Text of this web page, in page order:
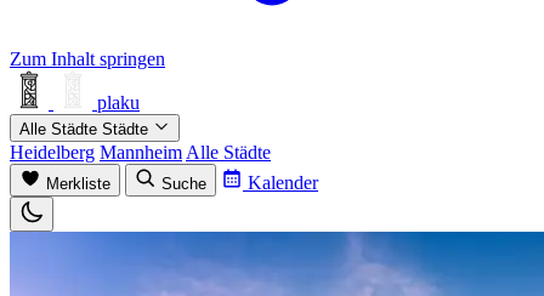
Zum Inhalt springen
plaku
Alle Städte Städte
Heidelberg Mannheim Alle Städte
Merkliste Suche Kalender